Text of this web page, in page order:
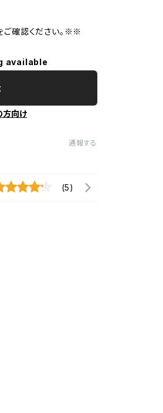
確認ください。※※
available
方向け
通報する
(5)